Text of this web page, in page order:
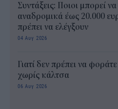
Συντάξεις: Ποιοι μπορεί
αναδρομικά έως 20.000
πρέπει να ελέγξουν
04 Αυγ 2026
Γιατί δεν πρέπει να
χωρίς κάλτσα
06 Αυγ 2026